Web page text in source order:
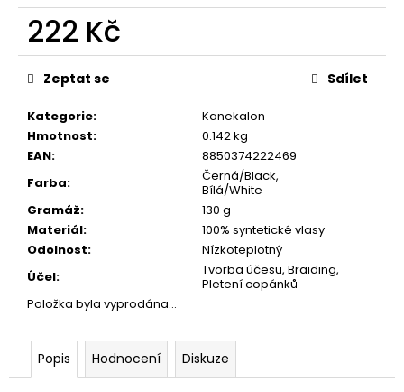
222 Kč
Měrná
cena:
Kategorie:
Kanekalon
Hmotnost:
0.142 kg
EAN:
8850374222469
Farba:
Černá/Black,
Bílá/White
Gramáž:
130 g
Materiál:
100% syntetické vlasy
Odolnost:
Nízkoteplotný
Účel:
Tvorba účesu, Braiding,
Pletení copánků
Položka byla vyprodána…
Zeptat se Sdílet
Popis Hodnocení Diskuze
j
m
e